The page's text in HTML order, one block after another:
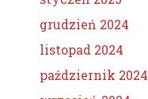
grudzień 2024
listopad 2024
październik 2024